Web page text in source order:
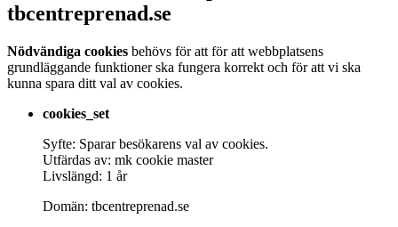
tbcentreprenad.se
Nödvändiga cookies behövs för att för att webbplatsens
grundläggande funktioner ska fungera korrekt och för att vi ska
kunna spara ditt val av cookies.
cookies_set
Syfte: Sparar besökarens val av cookies.
Utfärdas av: mk cookie master
Livslängd: 1 år
Domän: tbcentreprenad.se